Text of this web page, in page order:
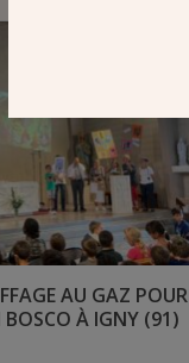
AU GAZ POUR
BOSCO À IGNY (91)